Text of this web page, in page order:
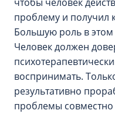
проблему и получил
Большую роль в этом
Человек должен
воспринимать.
результативно
проблемы совместно